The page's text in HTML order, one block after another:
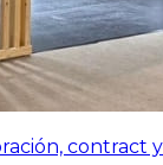
contract